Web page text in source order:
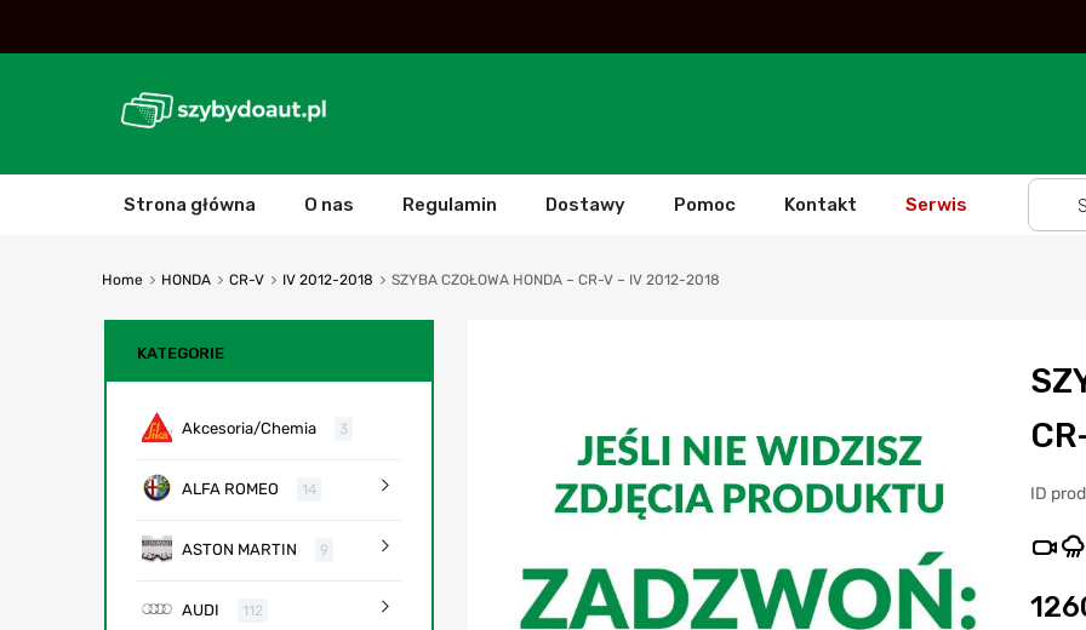
Strona główna O nas Regulamin Dostawy Pomoc Kontakt Serwis
Home HONDA CR-V IV 2012-2018 SZYBA CZOŁOWA HONDA – CR-V – IV 2012-2018
ID
KATEGORIE
Akcesoria/Chemia 3
ALFA ROMEO 14
ASTON MARTIN 9
AUDI 112